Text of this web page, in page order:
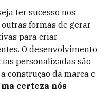
ter sucesso nos
formas de gerar
para criar
O desenvolvimento
personalizadas são
construção da marca e
certeza nós